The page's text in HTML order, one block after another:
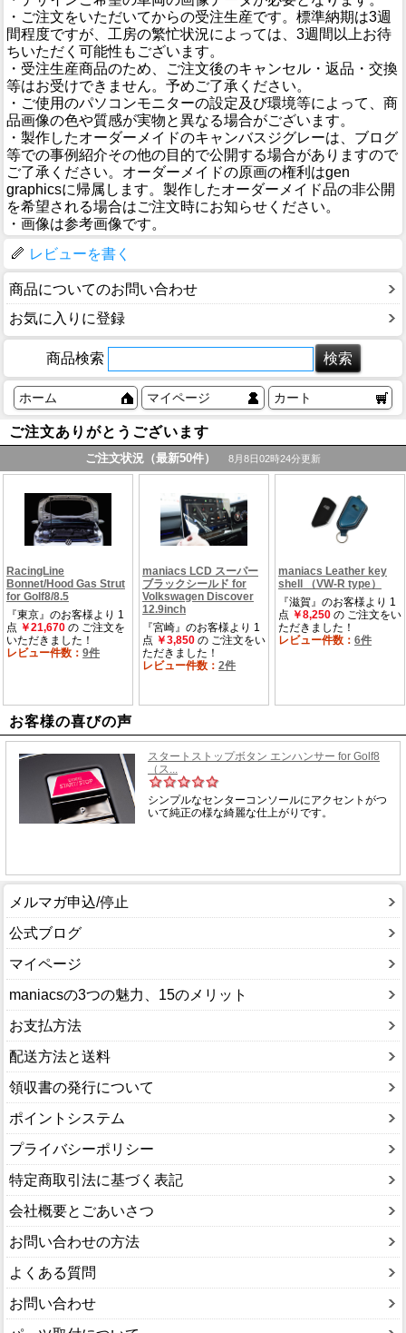
・ご注文をいただいてからの受注生産です。標準納期は3週
間程度ですが、工房の繁忙状況によっては、3週間以上お待
ちいただく可能性もございます。
・受注生産商品のため、ご注文後のキャンセル・返品・交換
等はお受けできません。予めご了承ください。
・ご使用のパソコンモニターの設定及び環境等によって、商
品画像の色や質感が実物と異なる場合がございます。
・製作したオーダーメイドのキャンバスジグレーは、ブログ
等での事例紹介その他の目的で公開する場合がありますので
ご了承ください。オーダーメイドの原画の権利はgen
graphicsに帰属します。製作したオーダーメイド品の非公開
を希望される場合はご注文時にお知らせください。
・画像は参考画像です。
レビューを書く
商品についてのお問い合わせ
お気に入りに登録
商品検索
ホーム マイページ カート
ご注文ありがとうございます
お客様の喜びの声
メルマガ申込/停止
公式ブログ
マイページ
maniacsの3つの魅力、15のメリット
お支払方法
配送方法と送料
領収書の発行について
ポイントシステム
プライバシーポリシー
特定商取引法に基づく表記
会社概要とごあいさつ
お問い合わせの方法
よくある質問
お問い合わせ